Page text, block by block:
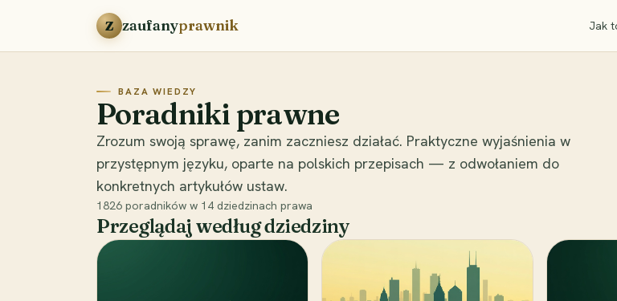
Przejdź do treści
Z zaufanyprawnik Jak
BAZA WIEDZY
Poradniki prawne
Zrozum swoją sprawę, zanim zaczniesz działać. Praktyczne wyjaśnienia w
przystępnym języku, oparte na polskich przepisach — z odwołaniem do
konkretnych artykułów ustaw.
1826 poradników w 14 dziedzinach prawa
Przeglądaj według dziedziny